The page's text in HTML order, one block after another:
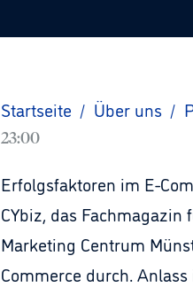
Startseite / Über uns /
23:00
Erfolgsfaktoren im E-
CYbiz, das
Marketing Centrum
Commerce durch.